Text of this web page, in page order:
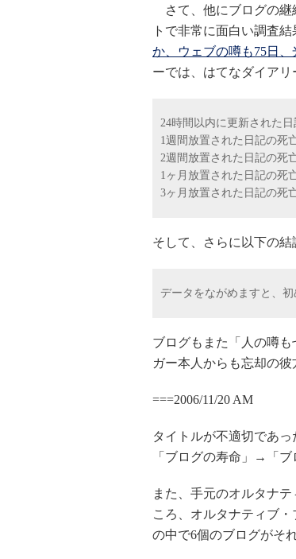
さて、他にブログの継
トで非常に面白い調査
か、ウェブの噂も75日、
ーでは、はてなダイア
24時間以内に更新された日
1週間放置された日記の死
2週間放置された日記の死
1ヶ月放置された日記の死
3ヶ月放置された日記の死
そして、さらに以下の結
データをながめますと、
ブログもまた「人の噂
ガー本人からも忘却の彼
===2006/11/20 AM
タイトルが不適切であっ
「ブログの寿命」→「ブ
また、手元のオルタナ
ころ、オルタナティブ
の中で6個のブログがそ